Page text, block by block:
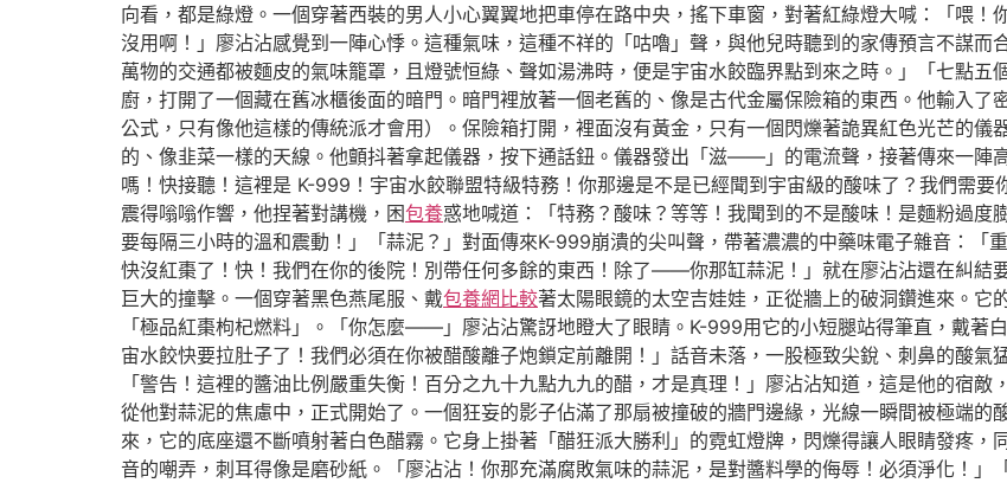
向看，都是綠燈。一個穿著西裝的男人小心翼翼地把車停在路中央，搖下車窗，對著紅綠燈大喊：「喂
沒用啊！」廖沾沾感覺到一陣心悸。這種氣味，這種不祥的「咕嚕」聲，與他兒時聽到的家傳預言不謀
萬物的交通都被麵皮的氣味籠罩，且燈號恒綠、聲如湯沸時，便是宇宙水餃臨界點到來之時。」「七點
廚，打開了一個藏在舊冰櫃後面的暗門。暗門裡放著一個老舊的、像是古代金屬保險箱的東西。他輸入
公式，只有像他這樣的傳統派才會用）。保險箱打開，裡面沒有黃金，只有一個閃爍著詭異紅色光芒的
的、像韭菜一樣的天線。他顫抖著拿起儀器，按下通話鈕。儀器發出「滋——」的電流聲，接著傳來一陣
嗎！快接聽！這裡是 K-999！宇宙水餃聯盟特級特務！你那邊是不是已經聞到宇宙級的酸味了？我們需
震得嗡嗡作響，他捏著對講機，困包養惑地喊道：「特務？酸味？等等！我聞到的不是酸味！是麵粉過
要每隔三小時的溫和震動！」「蒜泥？」對面傳來K-999崩潰的尖叫聲，帶著濃濃的中藥味電子雜音：
快沒紅棗了！快！我們在你的後院！別帶任何多餘的東西！除了——你那缸蒜泥！」就在廖沾沾還在糾結
巨大的撞擊。一個穿著黑色燕尾服、戴包養網比較著太陽眼鏡的太空吉娃娃，正從牆上的破洞鑽進來。
「極品紅棗枸杞燃料」。「你怎麼——」廖沾沾驚訝地瞪大了眼睛。K-999用它的小短腿站得筆直，戴著
宙水餃快要拉肚子了！我們必須在你被醋酸離子炮鎖定前離開！」話音未落，一股極致尖銳、刺鼻的酸氣
「警告！這裡的醬油比例嚴重失衡！百分之九十九點九九的醋，才是真理！」廖沾沾知道，這是他的宿敵，
從他對蒜泥的焦慮中，正式開始了。一個狂妄的影子佔滿了那扇被撞破的牆門邊緣，光線一瞬間被極端
來，它的底座還不斷噴射著白色醋霧。它身上掛著「醋狂派大勝利」的霓虹燈牌，閃爍得讓人眼睛發疼
音的嘲弄，刺耳得像是磨砂紙。「廖沾沾！你那充滿腐敗氣味的蒜泥，是對醬料學的侮辱！必須淨化！」